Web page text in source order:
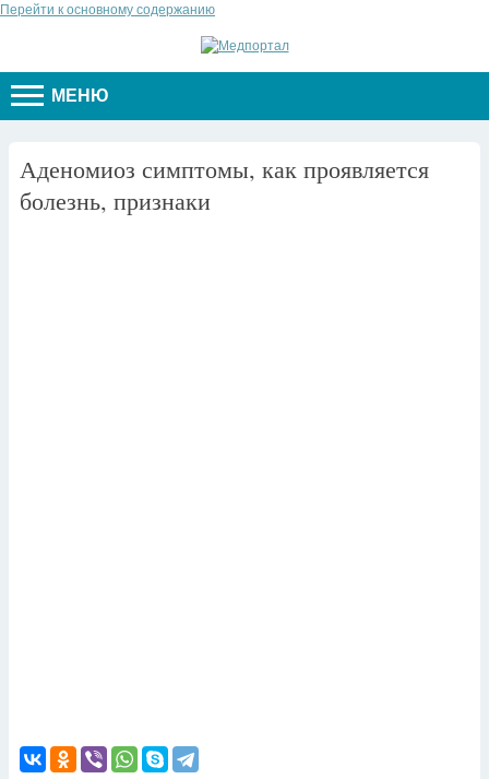
Перейти к основному содержанию
МЕНЮ
Аденомиоз симптомы, как проявляется
болезнь, признаки